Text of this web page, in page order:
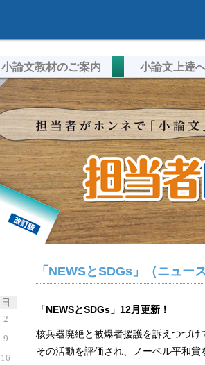
小論文教材のご案内 小論文上達
日
2
9
16
「NEWSとSDGs」（ニュー
「NEWSとSDGs」12月更新！
核兵器廃絶と被爆者援護を訴えつづけ
その活動を評価され、ノーベル平和賞